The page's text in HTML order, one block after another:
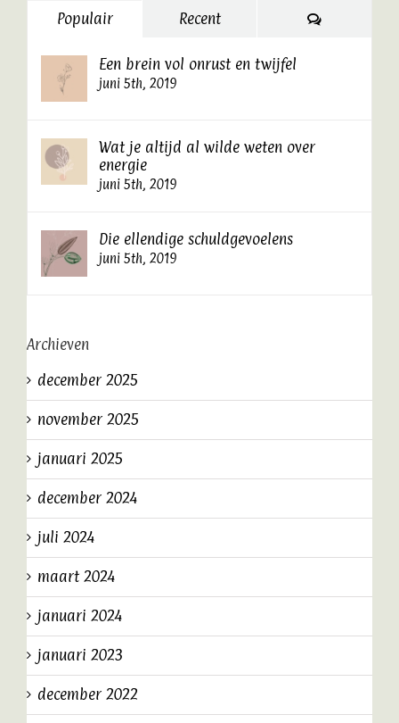
Populair Recent Reacties
Een brein vol onrust en twijfel
juni 5th, 2019
Wat je altijd al wilde weten over
energie
juni 5th, 2019
Die ellendige schuldgevoelens
juni 5th, 2019
Archieven
december 2025
november 2025
januari 2025
december 2024
juli 2024
maart 2024
januari 2024
januari 2023
december 2022